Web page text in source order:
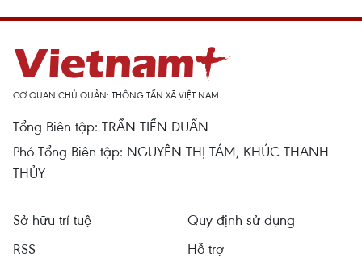
CƠ QUAN CHỦ QUẢN: THÔNG TẤN XÃ VIỆT NAM
Tổng Biên tập: TRẦN TIẾN DUẨN
Phó Tổng Biên tập: NGUYỄN THỊ TÁM, KHÚC THANH
THỦY
Sở hữu trí tuệ
Quy định sử dụng
RSS
Hỗ trợ